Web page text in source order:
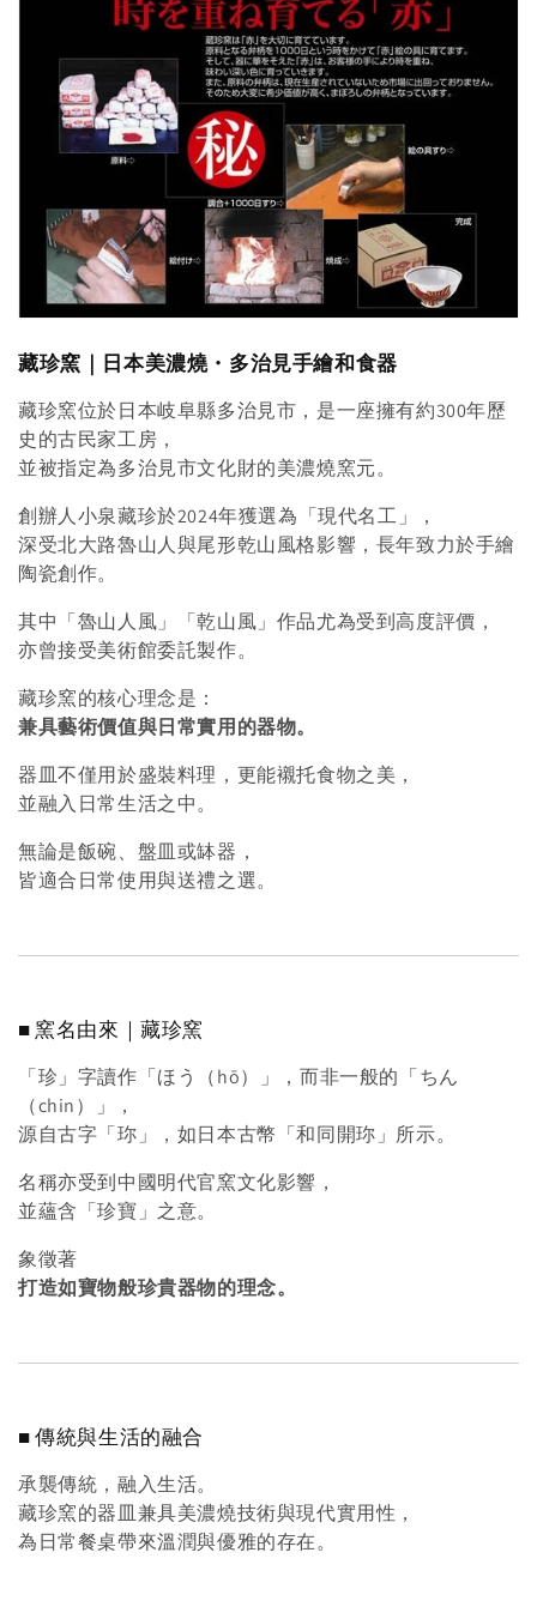
藏珍窯｜日本美濃燒・多治見手繪和食器
藏珍窯位於日本岐阜縣多治見市，是一座擁有約300年歷
史的古民家工房，
並被指定為多治見市文化財的美濃燒窯元。
創辦人小泉藏珍於2024年獲選為「現代名工」，
深受北大路魯山人與尾形乾山風格影響，長年致力於手繪
陶瓷創作。
其中「魯山人風」「乾山風」作品尤為受到高度評價，
亦曾接受美術館委託製作。
藏珍窯的核心理念是：
兼具藝術價值與日常實用的器物。
器皿不僅用於盛裝料理，更能襯托食物之美，
並融入日常生活之中。
無論是飯碗、盤皿或缽器，
皆適合日常使用與送禮之選。
■ 窯名由來｜藏珍窯
「珍」字讀作「ほう（hō）」，而非一般的「ちん
（chin）」，
源自古字「珎」，如日本古幣「和同開珎」所示。
名稱亦受到中國明代官窯文化影響，
並蘊含「珍寶」之意。
象徵著
打造如寶物般珍貴器物的理念。
■ 傳統與生活的融合
承襲傳統，融入生活。
藏珍窯的器皿兼具美濃燒技術與現代實用性，
為日常餐桌帶來溫潤與優雅的存在。